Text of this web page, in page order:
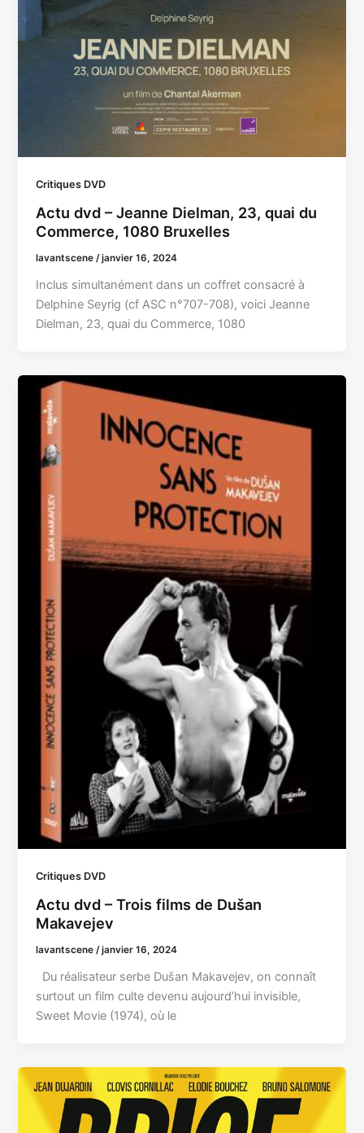
Critiques DVD
Actu dvd – Jeanne Dielman, 23, quai du
Commerce, 1080 Bruxelles
lavantscene/janvier 16, 2024
Inclus simultanément dans un coffret consacré à
Delphine Seyrig (cf ASC n°707-708), voici Jeanne
Dielman, 23, quai du Commerce, 1080
Critiques DVD
Actu dvd – Trois films de Dušan
Makavejev
lavantscene/janvier 16, 2024
Du réalisateur serbe Dušan Makavejev, on connaît
surtout un film culte devenu aujourd’hui invisible,
Sweet Movie (1974), où le